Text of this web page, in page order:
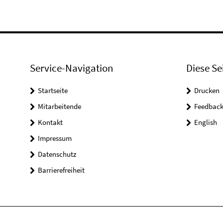
Service-Navigation
Startseite
Mitarbeitende
Kontakt
Impressum
Datenschutz
Barrierefreiheit
Diese
Drucken
Feedback
English